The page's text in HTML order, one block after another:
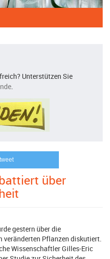
Unterstützen Sie
.
tweet
über
gestern über die
veränderten Pflanzen diskutiert.
Wissenschaftler Gilles-Eric